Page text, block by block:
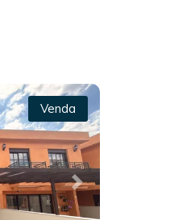
Next
Venda